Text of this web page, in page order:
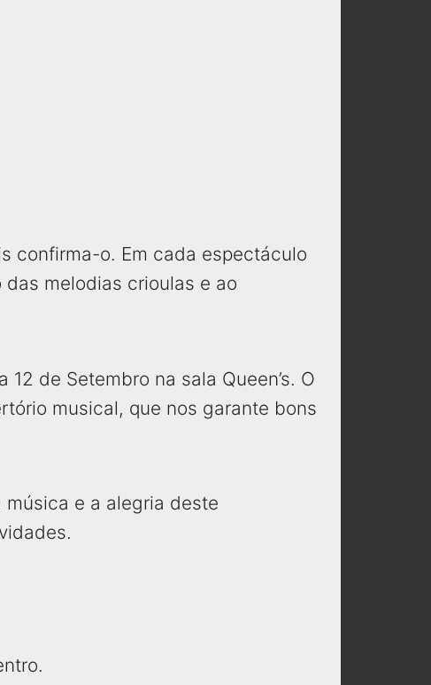
confirma-o. Em cada espectáculo
melodias crioulas e ao
de Setembro na sala Queen’s. O
musical, que nos garante bons
e a alegria deste